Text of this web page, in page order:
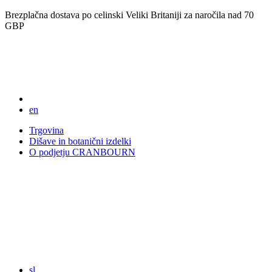
Brezplačna dostava po celinski Veliki Britaniji za naročila nad 70
GBP
en
Trgovina
Dišave in botanični izdelki
O podjetju CRANBOURN
sl